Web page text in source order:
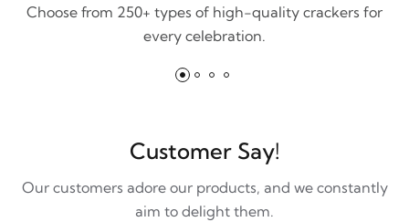
Choose from 250+ types of high-quality crackers for
every celebration.
Customer Say!
Our customers adore our products, and we constantly
aim to delight them.